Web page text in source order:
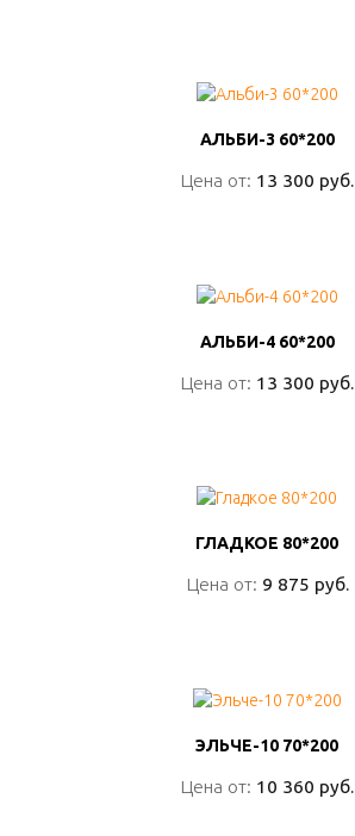
АЛЬБИ-3 60*200
Цена от: 13 300 руб.
АЛЬБИ-3 60*200
Цена от: 13 300 руб.
АЛЬБИ-4 60*200
Цена от: 13 300 руб.
АЛЬБИ-4 60*200
Цена от: 13 300 руб.
ГЛАДКОЕ 80*200
Цена от: 9 875 руб.
ГЛАДКОЕ 80*200
Цена от: 9 875 руб.
ЭЛЬЧЕ-10 70*200
Цена от: 10 360 руб.
ЭЛЬЧЕ-10 70*200
Цена от: 10 360 руб.